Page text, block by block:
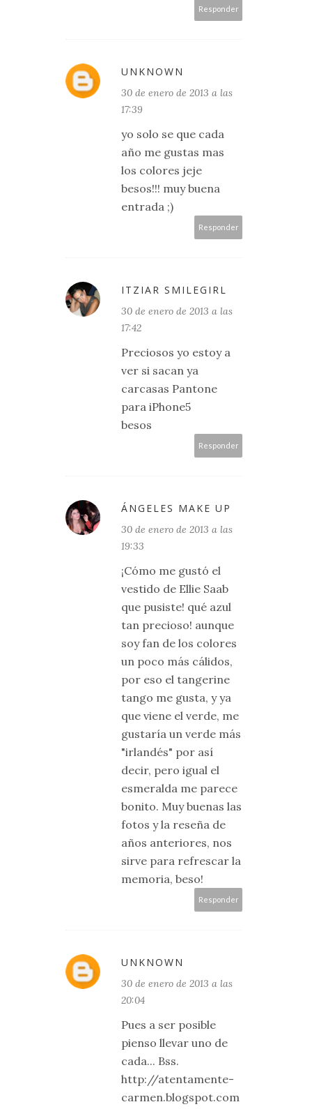
Responder
UNKNOWN
30 de enero de 2013 a las
17:39
yo solo se que cada
año me gustas mas
los colores jeje
besos!!! muy buena
entrada ;)
Responder
ITZIAR SMILEGIRL
30 de enero de 2013 a las
17:42
Preciosos yo estoy a
ver si sacan ya
carcasas Pantone
para iPhone5
besos
Responder
ÁNGELES MAKE UP
30 de enero de 2013 a las
19:33
¡Cómo me gustó el
vestido de Ellie Saab
que pusiste! qué azul
tan precioso! aunque
soy fan de los colores
un poco más cálidos,
por eso el tangerine
tango me gusta, y ya
que viene el verde, me
gustaría un verde más
"irlandés" por así
decir, pero igual el
esmeralda me parece
bonito. Muy buenas las
fotos y la reseña de
años anteriores, nos
sirve para refrescar la
memoria, beso!
Responder
UNKNOWN
30 de enero de 2013 a las
20:04
Pues a ser posible
pienso llevar uno de
cada... Bss.
http://atentamente-
carmen.blogspot.com